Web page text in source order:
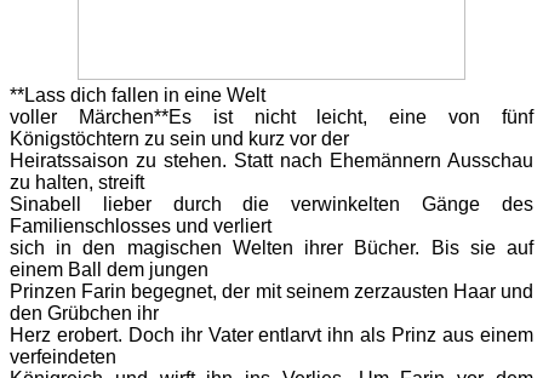
**Lass dich fallen in eine Welt
voller Märchen**Es ist nicht leicht, eine von fünf
Königstöchtern zu sein und kurz vor der
Heiratssaison zu stehen. Statt nach Ehemännern Ausschau
zu halten, streift
Sinabell lieber durch die verwinkelten Gänge des
Familienschlosses und verliert
sich in den magischen Welten ihrer Bücher. Bis sie auf
einem Ball dem jungen
Prinzen Farin begegnet, der mit seinem zerzausten Haar und
den Grübchen ihr
Herz erobert. Doch ihr Vater entlarvt ihn als Prinz aus einem
verfeindeten